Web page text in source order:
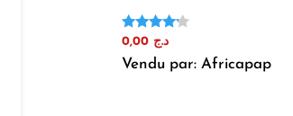
Note
sur 5
د.ج 0,00
Vendu par: Africapap